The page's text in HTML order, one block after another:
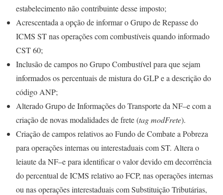
estabelecimento não contribuinte desse imposto;
Acrescentada a opção de informar o Grupo de Repasse do
ICMS ST nas operações com combustíveis quando informado
CST 60;
Inclusão de campos no Grupo Combustível para que sejam
informados os percentuais de mistura do GLP e a descrição do
código ANP;
Alterado Grupo de Informações do Transporte da NF–e com a
criação de novas modalidades de frete (tag modFrete).
Criação de campos relativos ao Fundo de Combate a Pobreza
para operações internas ou interestaduais com ST. Altera o
leiaute da NF–e para identificar o valor devido em decorrência
do percentual de ICMS relativo ao FCP, nas operações internas
ou nas operações interestaduais com Substituição Tributárias,